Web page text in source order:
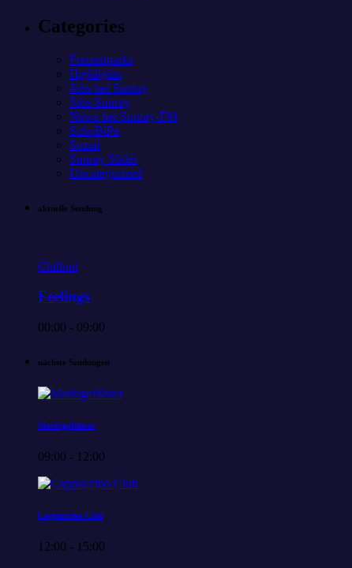
Categories
Freizeitparks
Highlights
Jobs bei Sunray
Jobs Sunray
News bei Sunray-FM
SchoBiPa
Sozial
Sunray Slider
Uncategorized
aktuelle Sendung
Chillout
Feelings
00:00 - 09:00
nächste Sendungen
Marktgeflüster
09:00 - 12:00
Cappuccino Club
12:00 - 15:00